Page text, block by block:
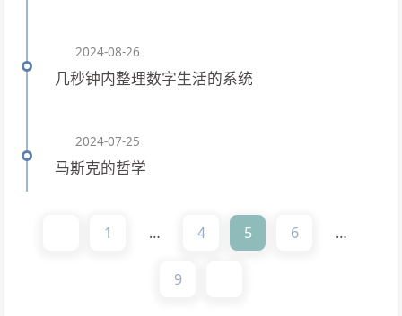
2024-08-26
几秒钟内整理数字生活的系统
2024-07-25
马斯克的哲学
1 … 4 5 6 …
9